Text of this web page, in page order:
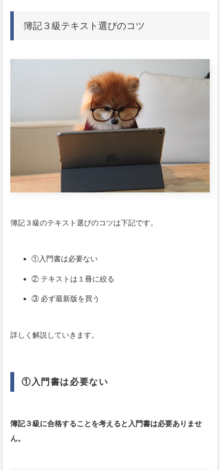
簿記３級テキスト選びのコツ
簿記３級のテキスト選びのコツは下記です。
①入門書は必要ない
② テキストは１冊に絞る
③ 必ず最新版を買う
詳しく解説していきます。
①入門書は必要ない
簿記３級に合格することを考えると入門書は必要ありませ
ん。